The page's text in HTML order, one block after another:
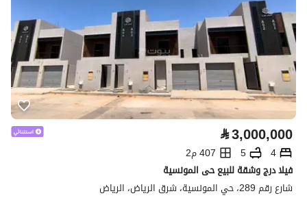
⃁3,000,000
4
5
407 م2
فيلا درج وشقة للبيع حى المونسية
شارع رقم 289، حي المونسية، شرق الرياض، الرياض